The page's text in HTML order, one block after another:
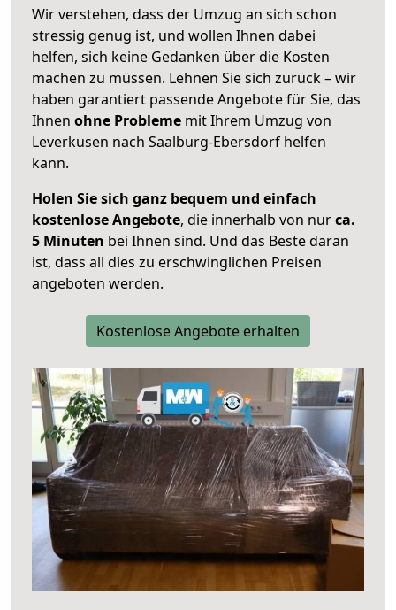
Wir verstehen, dass der Umzug an sich schon
stressig genug ist, und wollen Ihnen dabei
helfen, sich keine Gedanken über die Kosten
machen zu müssen. Lehnen Sie sich zurück – wir
haben garantiert passende Angebote für Sie, das
Ihnen ohne Probleme mit Ihrem Umzug von
Leverkusen nach Saalburg-Ebersdorf helfen
kann.
Holen Sie sich ganz bequem und einfach
kostenlose Angebote, die innerhalb von nurca.
5 Minuten bei Ihnen sind. Und das Beste daran
ist, dass all dies zu erschwinglichen Preisen
angeboten werden.
Kostenlose Angebote erhalten